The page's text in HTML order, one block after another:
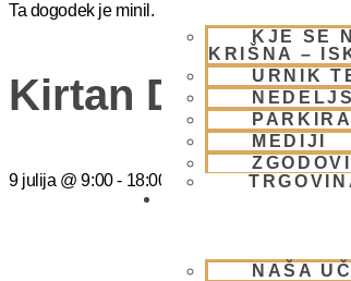
KJE SE
KRIŠNA –
URNIK
MEDIJI
NAŠA
Ta dogodek je minil.
Kirtan Delavnica
9 julija @9:00 - 18:00